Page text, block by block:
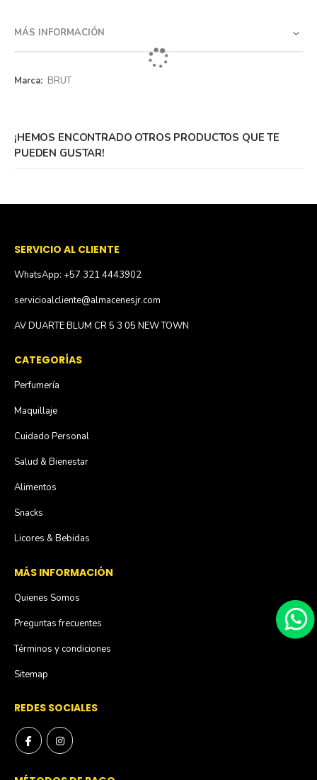
MÁS INFORMACIÓN
Más
BRUT
¡HEMOS ENCONTRADO OTROS PRODUCTOS QUE TE
PUEDEN GUSTAR!
SERVICIO AL CLIENTE
WhatsApp: +57 321 4443902
servicioalcliente@almacenesjr.com
AV DUARTE BLUM CR 5 3 05 NEW TOWN
CATEGORÍAS
Perfumería
Maquillaje
Cuidado Personal
Salud & Bienestar
Alimentos
Snacks
Licores & Bebidas
MÁS INFORMACIÓN
Quienes Somos
Preguntas frecuentes
Términos y condiciones
Sitemap
REDES SOCIALES